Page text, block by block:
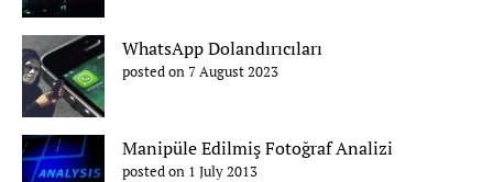
WhatsApp Dolandırıcıları
posted on 7 August 2023
Manipüle Edilmiş Fotoğraf Analizi
posted on 1 July 2013